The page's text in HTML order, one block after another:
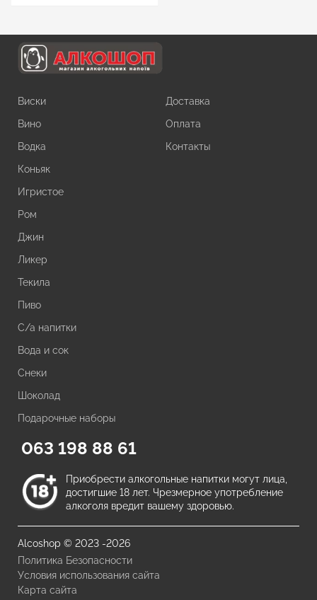
Виски
Вино
Водка
Коньяк
Игристое
Ром
Джин
Ликер
Текила
Пиво
С/а напитки
Вода и сок
Снеки
Шоколад
Подарочные наборы
Доставка
Оплата
Контакты
063 198 88 61
Приобрести алкогольные напитки могут лица,
достигшие 18 лет. Чрезмерное употребление
алкоголя вредит вашему здоровью.
Alcoshop © 2023 -2026
Политика Безопасности
Условия использования сайта
Карта сайта